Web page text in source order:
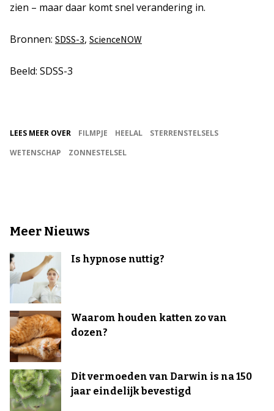
zien – maar daar komt snel verandering in.
Bronnen: SDSS-3, ScienceNOW
Beeld: SDSS-3
LEES MEER OVER FILMPJE HEELAL
STERRENSTELSELS
WETENSCHAP
ZONNESTELSEL
Meer Nieuws
Is hypnose nuttig?
Waarom houden katten zo van
dozen?
Dit vermoeden van Darwin is na 150
jaar eindelijk bevestigd